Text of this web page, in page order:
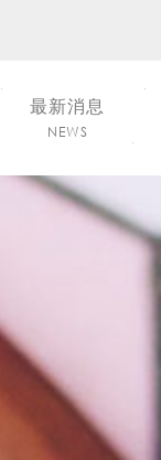
最新消息
NEWS